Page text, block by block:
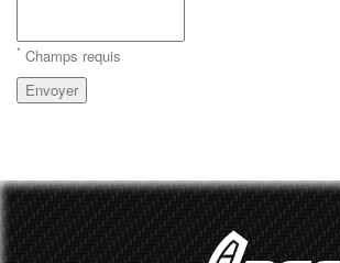
* Champs requis
Envoyer